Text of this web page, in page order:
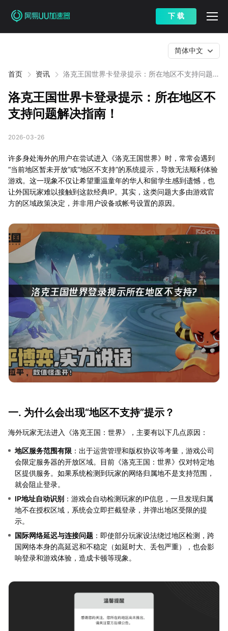
下 载
首页 资讯
洛克王国世界卡登录提示：所在地区不支持问题解
简体中文
洛克王国世界卡登录提示：所在地区不
支持问题解决指南！
2026-03-26
许多身处海外的用户在尝试进入《洛克王国世界》时，常常会遇到
“当前地区暂未开放”或“地区不支持”的系统提示，导致无法顺利体验
游戏。这一现象不仅让希望重温童年的华人和留学生感到遗憾，也
让外国玩家难以接触到这款经典IP。其实，这类问题大多由游戏官
方的区域政策决定，并非用户设备或帐号设置的原因。
一. 为什么会出现“地区不支持”提示？
海外玩家无法进入《洛克王国：世界》，主要有以下几点原因：
地区服务范围有限 ：出于运营管理和版权协议等考量，游戏公司
会限定服务器的开放区域。目前《洛克王国：世界》仅对特定地
区提供服务。如果系统检测到玩家的网络归属地不是支持范围，
就会阻止登录。
IP地址自动识别 ：游戏会自动检测玩家的IP信息，一旦发现归属
地不在授权区域，系统会立即拦截登录，并弹出地区受限的提
示。
国际网络延迟与连接问题 ：即使部分玩家设法绕过地区检测，跨
国网络本身的高延迟和不稳定（如延时大、丢包严重），也会影
响登录和游戏体验，造成卡顿等现象。